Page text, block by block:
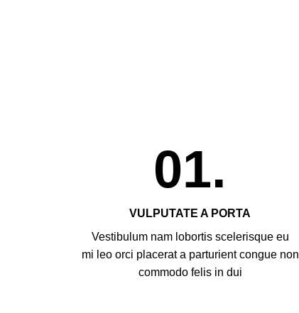
01.
VULPUTATE A PORTA
Vestibulum nam lobortis scelerisque eu
mi leo orci placerat a parturient congue non
commodo felis in dui